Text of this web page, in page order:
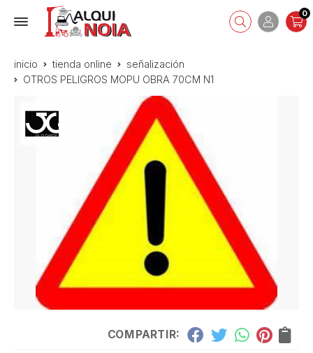
0
inicio tienda online
señalización
OTROS PELIGROS MOPU OBRA 70CM N1
COMPARTIR: